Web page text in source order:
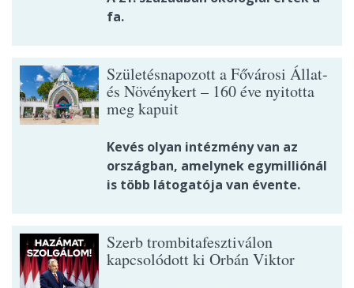
fa.
Születésnapozott a Fővárosi Állat-
és Növénykert – 160 éve nyitotta
meg kapuit
Kevés olyan intézmény van az
országban, amelynek egymilliónál
is több látogatója van évente.
Szerb trombitafesztiválon
kapcsolódott ki Orbán Viktor